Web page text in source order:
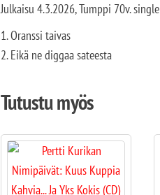
Julkaisu 4.3.2026, Tumppi 70v. single
1. Oranssi taivas
2. Eikä ne diggaa sateesta
Tutustu myös